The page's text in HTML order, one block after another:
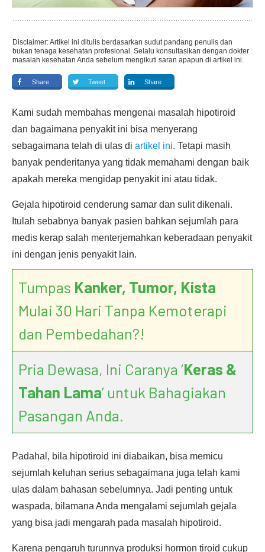
Disclaimer: Artikel ini ditulis berdasarkan sudut pandang penulis dan
bukan tenaga kesehatan profesional. Selalu konsultasikan dengan dokter
masalah kesehatan Anda sebelum mengikuti saran apapun di artikel ini.
Share Tweet Share
Kami sudah membahas mengenai masalah hipotiroid
dan bagaimana penyakit ini bisa menyerang
sebagaimana telah di ulas di artikel ini. Tetapi masih
banyak penderitanya yang tidak memahami dengan baik
apakah mereka mengidap penyakit ini atau tidak.
Gejala hipotiroid cenderung samar dan sulit dikenali.
Itulah sebabnya banyak pasien bahkan sejumlah para
medis kerap salah menterjemahkan keberadaan penyakit
ini dengan jenis penyakit lain.
Tumpas Kanker, Tumor, Kista
Mulai 30 Hari Tanpa Kemoterapi
dan Pembedahan?!
Pria Dewasa, Ini Caranya ‘Keras &
Tahan Lama’ untuk Bahagiakan
Pasangan Anda.
Padahal, bila hipotiroid ini diabaikan, bisa memicu
sejumlah keluhan serius sebagaimana juga telah kami
ulas dalam bahasan sebelumnya. Jadi penting untuk
waspada, bilamana Anda mengalami sejumlah gejala
yang bisa jadi mengarah pada masalah hipotiroid.
Karena pengaruh turunnya produksi hormon tiroid cukup